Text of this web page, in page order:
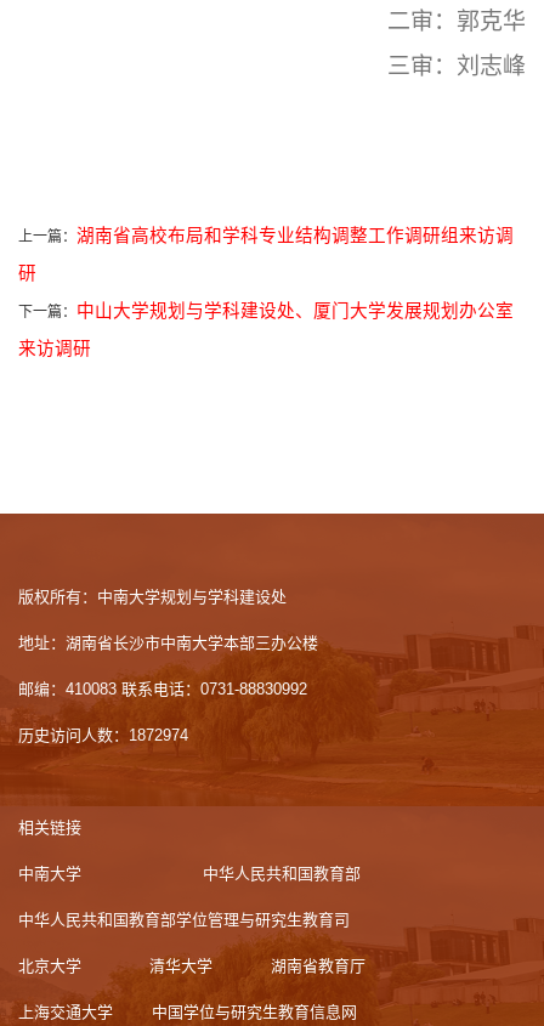
二审：郭克华
三审：刘志峰
上一篇： 湖南省高校布局和学科专业结构调整工作调研组来访调
研
下一篇： 中山大学规划与学科建设处、厦门大学发展规划办公室
来访调研
版权所有：中南大学规划与学科建设处
地址：湖南省长沙市中南大学本部三办公楼
邮编：410083 联系电话：0731-88830992
历史访问人数： 1872974
相关链接
中南大学 中华人民共和国教育部
中华人民共和国教育部学位管理与研究生教育司
北京大学 清华大学 湖南省教育厅
上海交通大学 中国学位与研究生教育信息网